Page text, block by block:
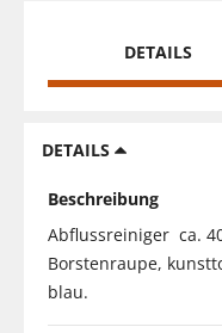
DETAILS
DETAILS
Beschreibung
Abflussreiniger ca.
Borstenraupe,
blau.